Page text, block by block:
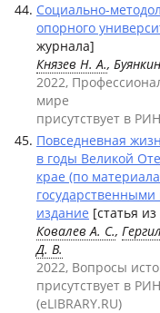
Социально-
опорного
журнала]
Князев Н. А.,
2022,
мире
присутствует в
Повседневная
в годы Великой
крае (по
издание [статья
Ковалев А. С.,
Д. В.
2022, Вопросы
присутствует в
(eLIBRARY.RU)